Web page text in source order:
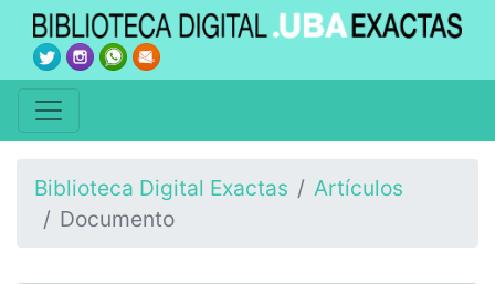
Biblioteca Digital Exactas
Artículos
Documento